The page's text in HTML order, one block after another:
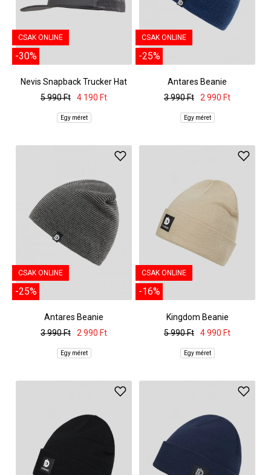
CSAK ONLINE
-30%
Nevis Snapback Trucker Hat
5 990 Ft
4 190 Ft
Egy méret
CSAK ONLINE
-25%
Antares Beanie
3 990 Ft
2 990 Ft
Egy méret
CSAK ONLINE
-25%
Antares Beanie
3 990 Ft
2 990 Ft
Egy méret
CSAK ONLINE
-16%
Kingdom Beanie
5 990 Ft
4 990 Ft
Egy méret